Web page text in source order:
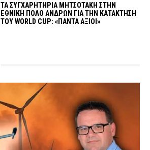
ΤΑ ΣΥΓΧΑΡΗΤΗΡΙΑ ΜΗΤΣΟΤΑΚΗ ΣΤΗΝ
ΕΘΝΙΚΗ ΠΟΛΟ ΑΝΔΡΩΝ ΓΙΑ ΤΗΝ ΚΑΤΑΚΤΗΣΗ
ΤΟΥ WORLD CUP: «ΠΑΝΤΑ ΑΞΙΟΙ»